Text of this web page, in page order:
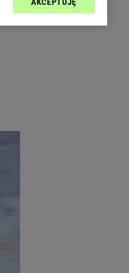
sp. z o.o., jej
Zmiana ustawień
celów identyfikacji.
reklam i treści,